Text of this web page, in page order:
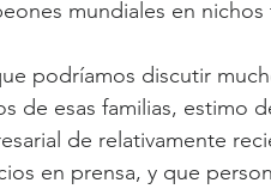
mundiales en
podríamos discutir
de esas familias, estimo
de relativamente
en prensa, y que